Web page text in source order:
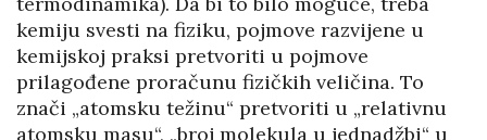
kemiju svesti na fiziku, pojmove razvijene u
kemijskoj praksi pretvoriti u pojmove
prilagođene proračunu fizičkih veličina. To
znači „atomsku težinu“ pretvoriti u „relativnu
atomsku masu“, „broj molekula u jednadžbi“ u